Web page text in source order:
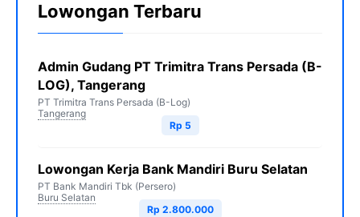
Lowongan Terbaru
Admin Gudang PT Trimitra Trans Persada (B-
LOG), Tangerang
PT Trimitra Trans Persada (B-Log)
Tangerang
Rp 5
Lowongan Kerja Bank Mandiri Buru Selatan
PT Bank Mandiri Tbk (Persero)
Buru Selatan
Rp 2.800.000